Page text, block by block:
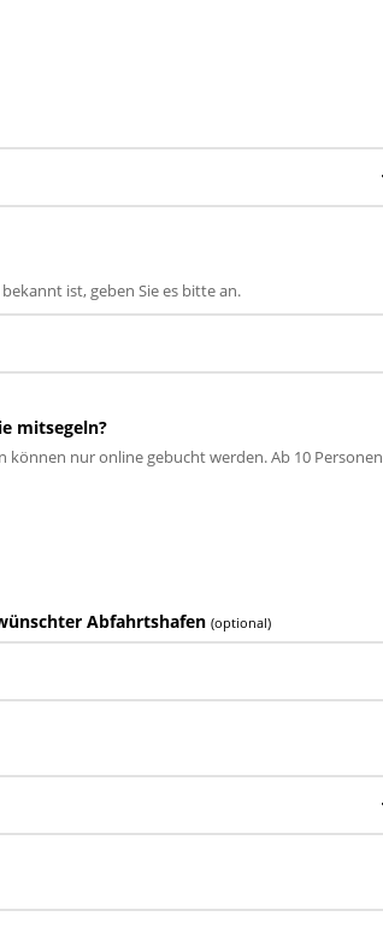
ist, geben Sie es bitte an.
mitsegeln?
nur online gebucht werden. Ab 10 Personen
Abfahrtshafen (optional)